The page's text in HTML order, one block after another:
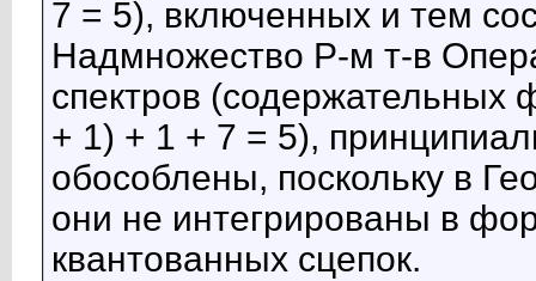
7 = 5), включенных и тем
Надмножество Р-м т-в
спектров
+ 1) + 1 + 7 = 5),
обособлены, поскольку в
они не интегрированы в
квантованных сцепок.